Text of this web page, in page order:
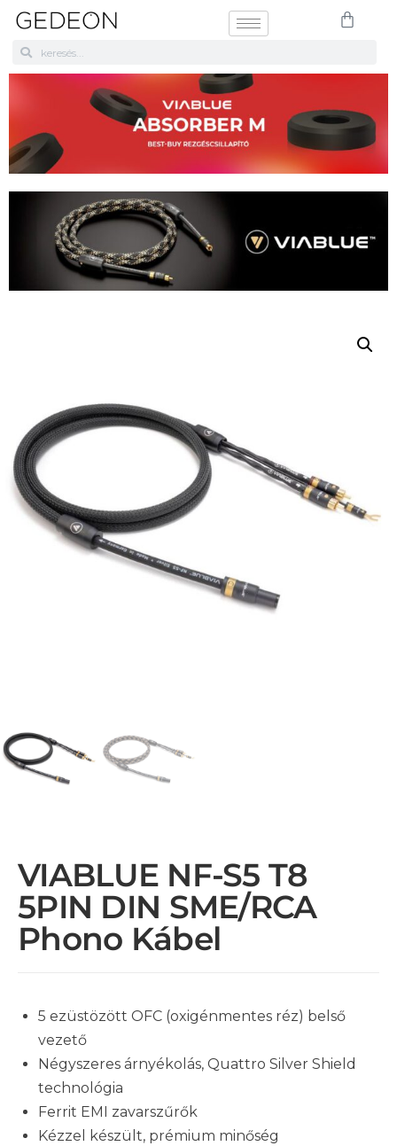
VIABLUE NF-S5 T8
5PIN DIN SME/RCA
Phono Kábel
5 ezüstözött OFC (oxigénmentes réz) belső
vezető
Négyszeres árnyékolás, Quattro Silver Shield
technológia
Ferrit EMI zavarszűrők
Kézzel készült, prémium minőség